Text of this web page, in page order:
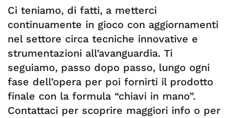
Ci teniamo, di fatti, a metterci
continuamente in gioco con aggiornamenti
nel settore circa tecniche innovative e
strumentazioni all’avanguardia. Ti
seguiamo, passo dopo passo, lungo ogni
fase dell’opera per poi fornirti il prodotto
finale con la formula “chiavi in mano”.
Contattaci per scoprire maggiori info o per